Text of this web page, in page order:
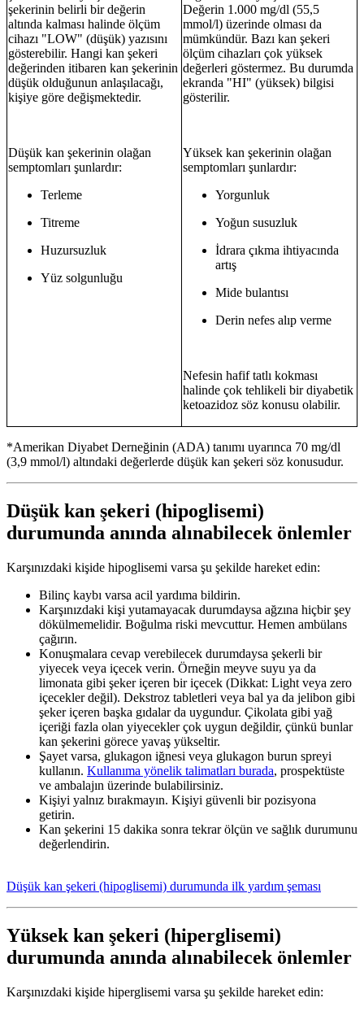
şekerinin belirli bir değerin
altında kalması halinde ölçüm
cihazı "LOW" (düşük) yazısını
gösterebilir. Hangi kan şekeri
değerinden itibaren kan şekerinin
düşük olduğunun anlaşılacağı,
kişiye göre değişmektedir.
Düşük kan şekerinin olağan
semptomları şunlardır:
Terleme
Titreme
Huzursuzluk
Yüz solgunluğu
Değerin 1.000 mg/dl (55,5
mmol/l) üzerinde olması da
mümkündür. Bazı kan şekeri
ölçüm cihazları çok yüksek
değerleri göstermez. Bu durumda
ekranda "HI" (yüksek) bilgisi
gösterilir.
Yüksek kan şekerinin olağan
semptomları şunlardır:
Yorgunluk
Yoğun susuzluk
İdrara çıkma ihtiyacında
artış
Mide bulantısı
Derin nefes alıp verme
Nefesin hafif tatlı kokması
halinde çok tehlikeli bir diyabetik
ketoazidoz söz konusu olabilir.
*Amerikan Diyabet Derneğinin (ADA) tanımı uyarınca 70 mg/dl
(3,9 mmol/l) altındaki değerlerde düşük kan şekeri söz konusudur.
Düşük kan şekeri (hipoglisemi)
durumunda anında alınabilecek önlemler
Karşınızdaki kişide hipoglisemi varsa şu şekilde hareket edin:
Bilinç kaybı varsa acil yardıma bildirin.
Karşınızdaki kişi yutamayacak durumdaysa ağzına hiçbir şey
dökülmemelidir. Boğulma riski mevcuttur. Hemen ambülans
çağırın.
Konuşmalara cevap verebilecek durumdaysa şekerli bir
yiyecek veya içecek verin. Örneğin meyve suyu ya da
limonata gibi şeker içeren bir içecek (Dikkat: Light veya zero
içecekler değil). Dekstroz tabletleri veya bal ya da jelibon gibi
şeker içeren başka gıdalar da uygundur. Çikolata gibi yağ
içeriği fazla olan yiyecekler çok uygun değildir, çünkü bunlar
kan şekerini görece yavaş yükseltir.
Şayet varsa, glukagon iğnesi veya glukagon burun spreyi
kullanın. Kullanıma yönelik talimatları burada, prospektüste
ve ambalajın üzerinde bulabilirsiniz.
Kişiyi yalnız bırakmayın. Kişiyi güvenli bir pozisyona
getirin.
Kan şekerini 15 dakika sonra tekrar ölçün ve sağlık durumunu
değerlendirin.
Düşük kan şekeri (hipoglisemi) durumunda ilk yardım şeması
Yüksek kan şekeri (hiperglisemi)
durumunda anında alınabilecek önlemler
Karşınızdaki kişide hiperglisemi varsa şu şekilde hareket edin: